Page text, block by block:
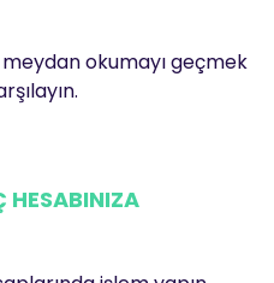
okumayı geçmek
HESABINIZA